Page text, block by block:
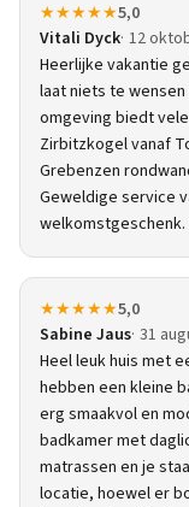
★★★★★5,0
Vitali Dyck 12
Heerlijke vakantie
laat niets te
omgeving biedt
Zirbitzkogel vanaf
Grebenzen
Geweldige service
★★★★★5,0
Sabine Jaus 31
Heel leuk huis met
hebben een kleine
erg smaakvol en
badkamer met
matrassen en je
locatie, hoewel er